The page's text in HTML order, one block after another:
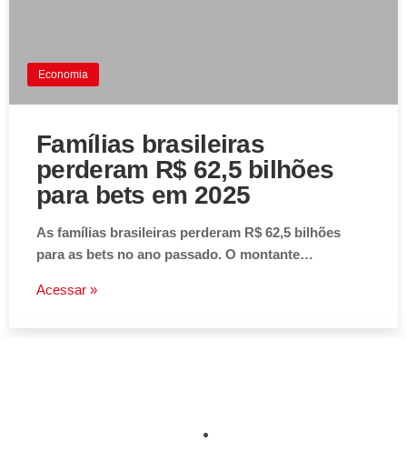
Economia
Famílias brasileiras
perderam R$ 62,5 bilhões
para bets em 2025
As famílias brasileiras perderam R$ 62,5 bilhões
para as bets no ano passado. O montante…
Acessar »